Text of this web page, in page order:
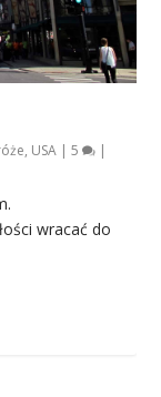
, USA |5 |
wracać do